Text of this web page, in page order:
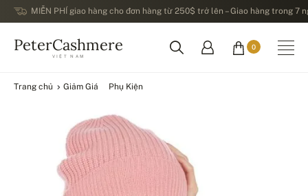
MIỄN PHÍ giao hàng cho đơn hàng từ 250$ trở lên – Giao hàng trong 7
PeterCashmere
VIỆT NAM
0
Trang chủ Giảm Giá Phụ Kiện